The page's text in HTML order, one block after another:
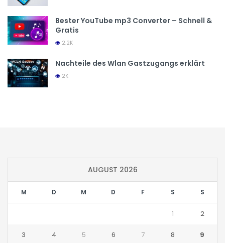
Bester YouTube mp3 Converter – Schnell &
Gratis
2.2K
Nachteile des Wlan Gastzugangs erklärt
2K
AUGUST 2026
M D M D F S S
1 2
3 4 5 6 7 8 9